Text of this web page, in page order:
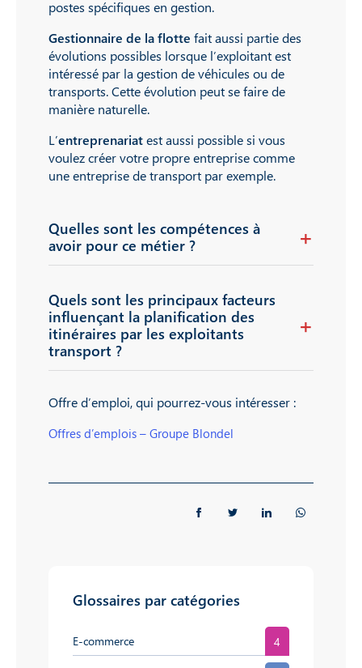
postes spécifiques en gestion.
Gestionnaire de la flotte fait aussi partie des
évolutions possibles lorsque l’exploitant est
intéressé par la gestion de véhicules ou de
transports. Cette évolution peut se faire de
manière naturelle.
L’entreprenariatest aussi possible si vous
voulez créer votre propre entreprise comme
une entreprise de transport par exemple.
Quelles sont les compétences à
avoir pour ce métier ?
Quels sont les principaux facteurs
influençant la planification des
itinéraires par les exploitants
transport ?
Offre d’emploi, qui pourrez-vous intéresser :
Offres d’emplois – Groupe Blondel
Glossaires par catégories
E-commerce 4